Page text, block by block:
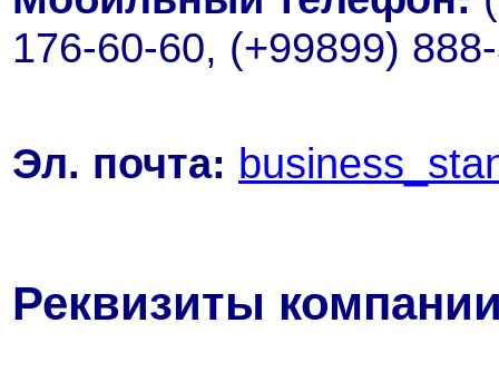
176-60-60, (+99899)
Эл. почта:
Реквизиты